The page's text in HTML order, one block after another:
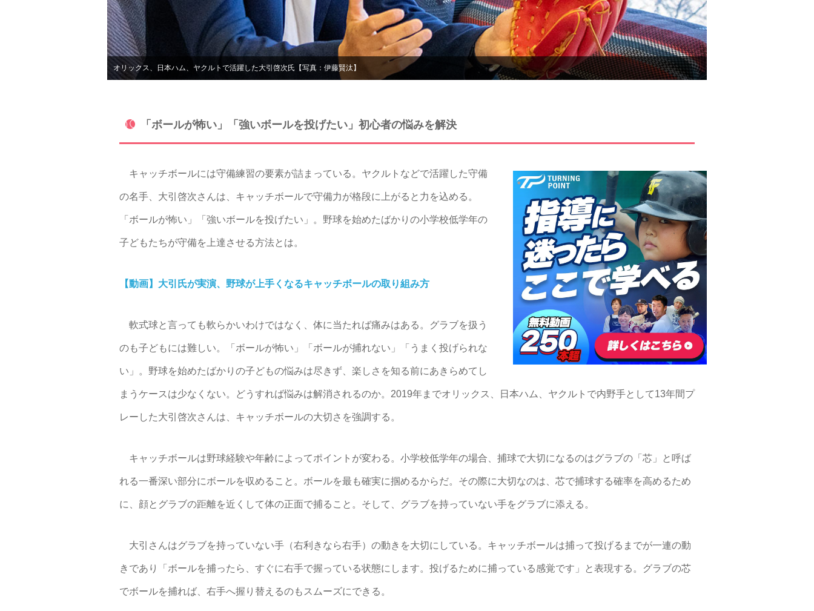
オリックス、日本ハム、ヤクルトで活躍した大引啓次氏【写真：伊藤賢汰】
「ボールが怖い」「強いボールを投げたい」初心者の悩みを解決
キャッチボールには守備練習の要素が詰まっている。ヤクルトなどで活躍した守備
の名手、大引啓次さんは、キャッチボールで守備力が格段に上がると力を込める。
「ボールが怖い」「強いボールを投げたい」。野球を始めたばかりの小学校低学年の
子どもたちが守備を上達させる方法とは。
【動画】大引氏が実演、野球が上手くなるキャッチボールの取り組み方
軟式球と言っても軟らかいわけではなく、体に当たれば痛みはある。グラブを扱う
のも子どもには難しい。「ボールが怖い」「ボールが捕れない」「うまく投げられな
い」。野球を始めたばかりの子どもの悩みは尽きず、楽しさを知る前にあきらめてし
まうケースは少なくない。どうすれば悩みは解消されるのか。2019年までオリックス、日本ハム、ヤクルトで内野手として13年間プ
レーした大引啓次さんは、キャッチボールの大切さを強調する。
キャッチボールは野球経験や年齢によってポイントが変わる。小学校低学年の場合、捕球で大切になるのはグラブの「芯」と呼ば
れる一番深い部分にボールを収めること。ボールを最も確実に掴めるからだ。その際に大切なのは、芯で捕球する確率を高めるため
に、顔とグラブの距離を近くして体の正面で捕ること。そして、グラブを持っていない手をグラブに添える。
大引さんはグラブを持っていない手（右利きなら右手）の動きを大切にしている。キャッチボールは捕って投げるまでが一連の動
きであり「ボールを捕ったら、すぐに右手で握っている状態にします。投げるために捕っている感覚です」と表現する。グラブの芯
でボールを捕れば、右手へ握り替えるのもスムーズにできる。